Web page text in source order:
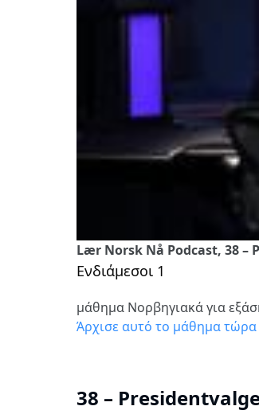
Lær Norsk Nå Podcast, 38 –
Ενδιάμεσοι 1
μάθημα Νορβηγιακά για
Άρχισε αυτό το μάθημα τώρα
38 –